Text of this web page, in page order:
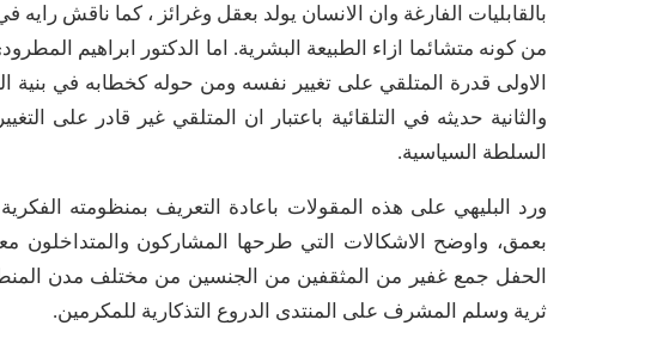
بالقابليات الفارغة وان الانسان يولد بعقل وغرائز ، كما ناقش
من كونه متشائما ازاء الطبيعة البشرية. اما الدكتور ابراهيم
الاولى قدرة المتلقي على تغيير نفسه ومن حوله كخطابه في بنية
والثانية حديثه في التلقائية باعتبار ان المتلقي غير قادر على
السلطة السياسية.
ورد البليهي على هذه المقولات باعادة التعريف بمنظومته
بعمق، واوضح الاشكالات التي طرحها المشاركون والمتداخلون
الحفل جمع غفير من المثقفين من الجنسين من مختلف مدن
ثرية وسلم المشرف على المنتدى الدروع التذكارية للمكرمين.